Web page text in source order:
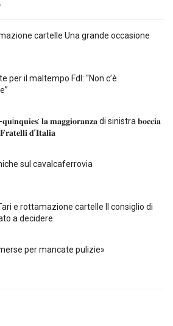
cartelle Una grande occasione
per il maltempo FdI: “Non c’è
𝐥𝐚 𝐦𝐚𝐠𝐠𝐢𝐨𝐫𝐚𝐧𝐳𝐚 di sinistra 𝐛𝐨𝐜𝐜𝐢𝐚
𝐝’𝐈𝐭𝐚𝐥𝐢𝐚
sul cavalcaferrovia
e rottamazione cartelle Il consiglio di
a decidere
per mancate pulizie»